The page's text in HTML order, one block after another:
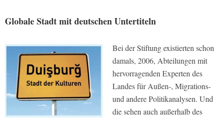
Globale Stadt mit deutschen Untertiteln
Bei der Stiftung existierten schon
damals, 2006, Abteilungen mit
hervorragenden Experten des
Landes für Außen-, Migrations-
und andere Politikanalysen. Und
die sehen auch außerhalb des